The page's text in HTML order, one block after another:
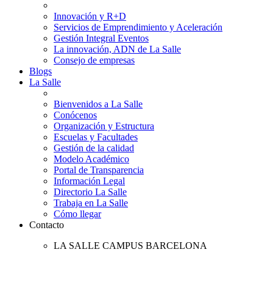
Innovación y R+D
Servicios de Emprendimiento y Aceleración
Gestión Integral Eventos
La innovación, ADN de La Salle
Consejo de empresas
Blogs
La Salle
Bienvenidos a La Salle
Conócenos
Organización y Estructura
Escuelas y Facultades
Gestión de la calidad
Modelo Académico
Portal de Transparencia
Información Legal
Directorio La Salle
Trabaja en La Salle
Cómo llegar
Contacto
LA SALLE CAMPUS BARCELONA